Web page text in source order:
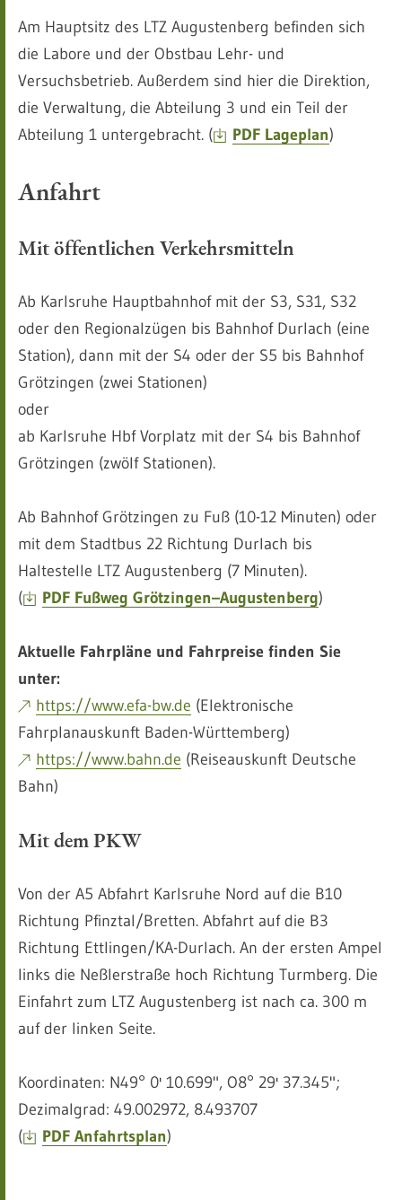
Am Hauptsitz des LTZ Augustenberg befinden sich
die Labore und der Obstbau Lehr- und
Versuchsbetrieb. Außerdem sind hier die Direktion,
die Verwaltung, die Abteilung 3 und ein Teil der
Abteilung 1 untergebracht. (
PDF Lageplan)
Anfahrt
Mit öffentlichen Verkehrsmitteln
Ab Karlsruhe Hauptbahnhof mit der S3, S31, S32
oder den Regionalzügen bis Bahnhof Durlach (eine
Station), dann mit der S4 oder der S5 bis Bahnhof
Grötzingen (zwei Stationen)
oder
ab Karlsruhe Hbf Vorplatz mit der S4 bis Bahnhof
Grötzingen (zwölf Stationen).
Ab Bahnhof Grötzingen zu Fuß (10-12 Minuten) oder
mit dem Stadtbus 22 Richtung Durlach bis
Haltestelle LTZ Augustenberg (7 Minuten).
(
PDF Fußweg Grötzingen–Augustenberg)
Aktuelle Fahrpläne und Fahrpreise finden Sie
unter:
https://www.efa-bw.de (Elektronische
Fahrplanauskunft Baden-Württemberg)
https://www.bahn.de (Reiseauskunft Deutsche
Bahn)
Mit dem PKW
Von der A5 Abfahrt Karlsruhe Nord auf die B10
Richtung Pfinztal/Bretten. Abfahrt auf die B3
Richtung Ettlingen/KA-Durlach. An der ersten Ampel
links die Neßlerstraße hoch Richtung Turmberg. Die
Einfahrt zum LTZ Augustenberg ist nach ca. 300 m
auf der linken Seite.
Koordinaten: N49° 0' 10.699", O8° 29' 37.345";
Dezimalgrad: 49.002972, 8.493707
(
PDF Anfahrtsplan)